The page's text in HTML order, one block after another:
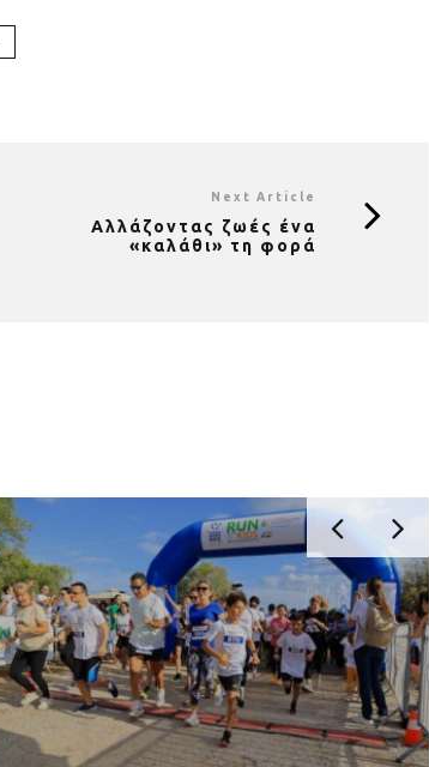
Next Article
Αλλάζοντας ζωές ένα
«καλάθι» τη φορά